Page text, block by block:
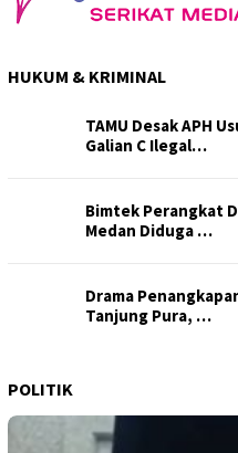
HUKUM & KRIMINAL
TAMU Desak APH
Galian C Ilegal…
Bimtek Perangkat
Medan Diduga …
Drama
Tanjung Pura, …
POLITIK